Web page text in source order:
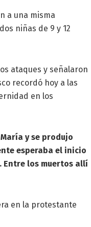
a una misma
niñas de 9 y 12
ataques y señalaron
recordó hoy a las
en los
y se produjo
esperaba el inicio
Entre los muertos allí
en la protestante